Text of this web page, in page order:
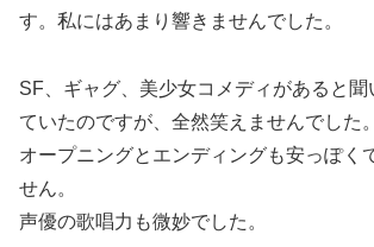
す。私にはあまり響きませんでした。
SF、ギャグ、美少女コメディがあると聞
ていたのですが、全然笑えませんでした。
オープニングとエンディングも安っぽく
せん。
声優の歌唱力も微妙でした。